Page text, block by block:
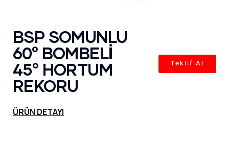
BSP SOMUNLU
60° BOMBELİ
45° HORTUM
REKORU
Teklif Al
ÜRÜN DETAYI